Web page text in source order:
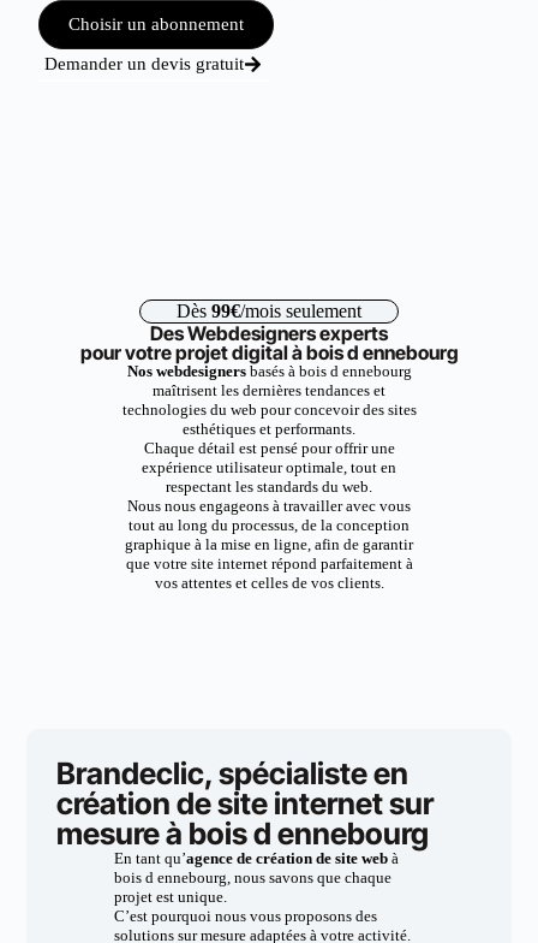
Choisir un abonnement
Demander un devis gratuit
Dès 99€/mois seulement
Des Webdesigners experts
pour votre projet digital à bois d ennebourg
Nos webdesignersbasés à bois d ennebourg
maîtrisent les dernières tendances et
technologies du web pour concevoir des sites
esthétiques et performants.
Chaque détail est pensé pour offrir une
expérience utilisateur optimale, tout en
respectant les standards du web.
Nous nous engageons à travailler avec vous
tout au long du processus, de la conception
graphique à la mise en ligne, afin de garantir
que votre site internet répond parfaitement à
vos attentes et celles de vos clients.
Brandeclic, spécialiste en
création de site internet sur
mesure à bois d ennebourg
En tant qu’agence de création de site webà
bois d ennebourg, nous savons que chaque
projet est unique.
C’est pourquoi nous vous proposons des
solutions sur mesure adaptées à votre activité.